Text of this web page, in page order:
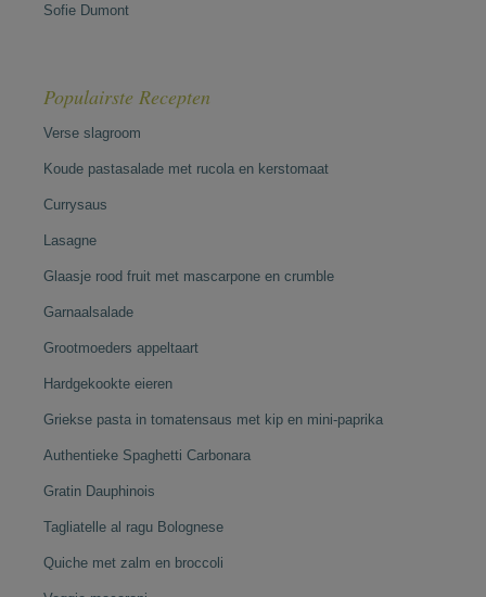
Sofie Dumont
Populairste Recepten
Verse slagroom
Koude pastasalade met rucola en kerstomaat
Currysaus
Lasagne
Glaasje rood fruit met mascarpone en crumble
Garnaalsalade
Grootmoeders appeltaart
Hardgekookte eieren
Griekse pasta in tomatensaus met kip en mini-paprika
Authentieke Spaghetti Carbonara
Gratin Dauphinois
Tagliatelle al ragu Bolognese
Quiche met zalm en broccoli